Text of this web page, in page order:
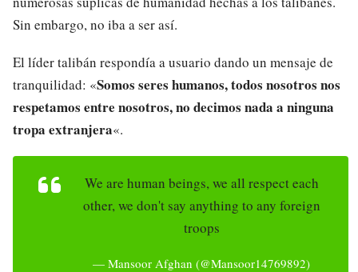
Sin embargo, no iba a ser así.
El líder talibán respondía a usuario dando un mensaje de
tranquilidad: «Somos seres humanos, todos nosotros nos
respetamos entre nosotros, no decimos nada a ninguna
tropa extranjera«.
We are human beings, we all respect each
other, we don't say anything to any foreign
troops
— Mansoor Afghan (@Mansoor14769892)